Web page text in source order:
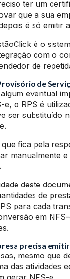
ter um
que a sua
é só emitir
é o
com o
de
de
eventual
e, o RPS é
ser substituído
fica pela
manualmente
deste
de
para cada
em
precisa emitir
mesmo que
das atividades